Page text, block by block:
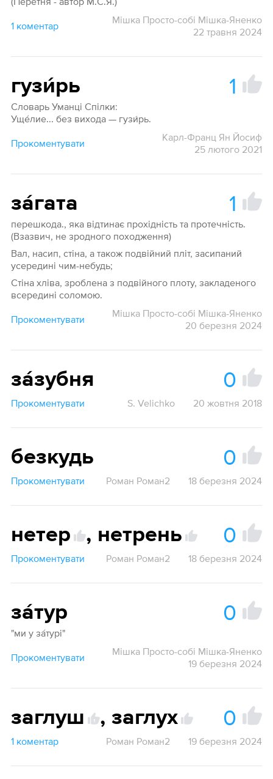
1 коментар
Мішка Просто-собі Мішка-Яненко
22 травня 2024
гузи́рь 1
Словарь Уманці Спілки:
Уще́лие... без вихода — гузи́рь.
Прокоментувати
Карл-Франц Ян Йосиф
25 лютого 2021
за́гата 1
перешкода., яка відтинає прохідність та протечність.
(Взазвич, не зродного походження)
Вал, насип, стіна, а також подвійний пліт, засипаний
усередині чим-небудь;
Стіна хліва, зроблена з подвійного плоту, закладеного
всередині соломою.
Прокоментувати
Мішка Просто-собі Мішка-Яненко
20 березня 2024
за́зубня 0
Прокоментувати S. Velichko 20 жовтня 2018
безкудь 0
Прокоментувати Роман Роман2 18 березня 2024
нетер , нетрень 0
Прокоментувати Роман Роман2 18 березня 2024
за́тур 0
"ми у за́турі"
Прокоментувати
Мішка Просто-собі Мішка-Яненко
19 березня 2024
заглуш , заглух 0
1 коментар Роман Роман2 19 березня 2024